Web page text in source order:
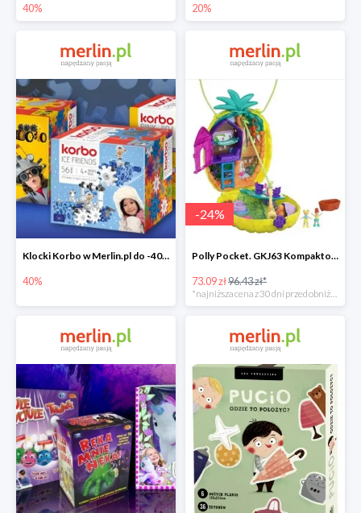
40% 20%
Klocki Korbo w Merlin.pl do -40%
40%
-24%
Polly Pocket. GKJ63 Kompaktowa torebka -25%
73.09 zł96.43 zł*